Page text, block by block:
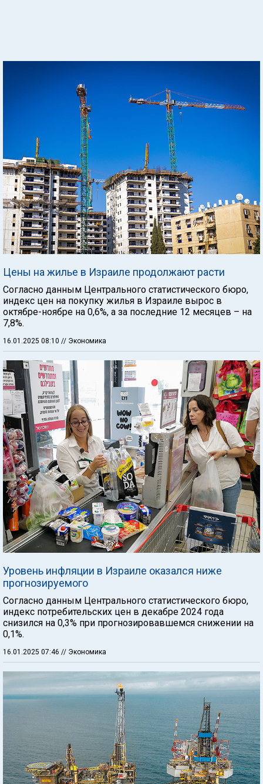
Цены на жилье в Израиле продолжают расти
Согласно данным Центрального статистического бюро,
индекс цен на покупку жилья в Израиле вырос в
октябре-ноябре на 0,6%, а за последние 12 месяцев – на
7,8%.
16.01.2025 08:10 // Экономика
Уровень инфляции в Израиле оказался ниже
прогнозируемого
Согласно данным Центрального статистического бюро,
индекс потребительских цен в декабре 2024 года
снизился на 0,3% при прогнозировавшемся снижении на
0,1%.
16.01.2025 07:46 // Экономика